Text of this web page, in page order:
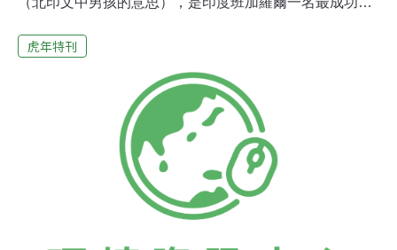
為了學習印度經驗即將來訪的消息，馬上義不容辭地決定
起的真相。以七封信緩緩道出他經歷的印度鄉村的、都會
的、僕人與主人的世界之間的掙扎，以及他是如何泯滅良
心，用最黑暗與最醜惡的手法突破加在他身上幾千年來的
種性枷鎖，而成為印度新興的高等種姓。什麼是白老虎？
傳說中整個叢林裡，一個世代只能出一隻的絕世珍品白老
虎，用來比喻主角在其村莊中特出的聰穎天性，自幼便顯
露其將來必定大放異彩的人生境遇，同時也突顯出印度底
虎年特刊